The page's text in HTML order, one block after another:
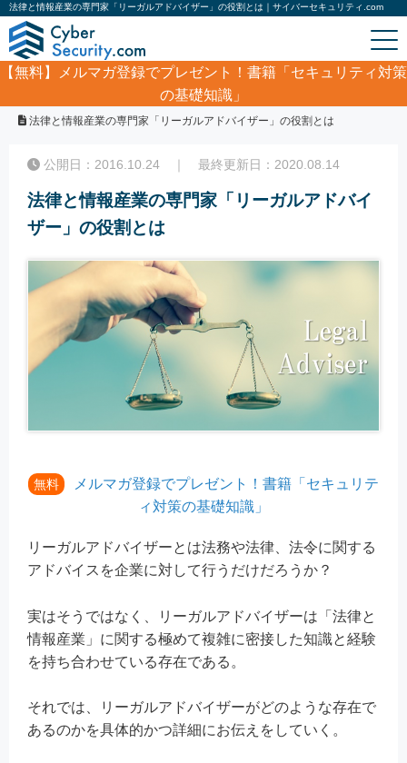
法律と情報産業の専門家「リーガルアドバイザー」の役割とは｜サイバーセキュリティ.com
【無料】
メルマガ登録でプレゼント！書籍「セキュリティ対策
の基礎知識」
法律と情報産業の専門家「リーガルアドバイザー」の役割とは
公開日：2016.10.24 ｜ 最終更新日：2020.08.14
法律と情報産業の専門家「リーガルアドバイ
ザー」の役割とは
無料
メルマガ登録でプレゼント！書籍「セキュリテ
ィ対策の基礎知識」
リーガルアドバイザーとは法務や法律、法令に関する
アドバイスを企業に対して行うだけだろうか？
実はそうではなく、リーガルアドバイザーは「法律と
情報産業」に関する極めて複雑に密接した知識と経験
を持ち合わせている存在である。
それでは、リーガルアドバイザーがどのような存在で
あるのかを具体的かつ詳細にお伝えをしていく。